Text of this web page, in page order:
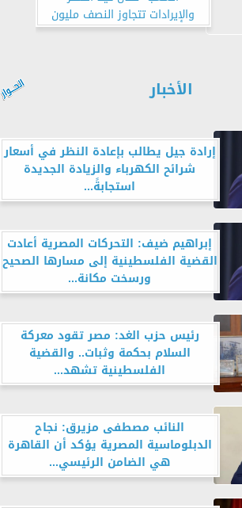
والإيرادات تتجاوز النصف مليون
جنيه
الأخبار
إرادة جيل يطالب بإعادة النظر في أسعار
شرائح الكهرباء والزيادة الجديدة
استجابةً...
إبراهيم ضيف: التحركات المصرية أعادت
القضية الفلسطينية إلى مسارها الصحيح
ورسخت مكانة...
رئيس حزب الغد: مصر تقود معركة
السلام بحكمة وثبات.. والقضية
الفلسطينية تشهد...
النائب مصطفى مزيرق: نجاح
الدبلوماسية المصرية يؤكد أن القاهرة
هي الضامن الرئيسي...